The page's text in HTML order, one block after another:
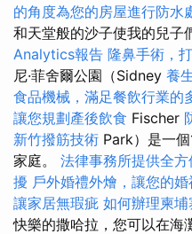
的角度為您的房屋進行防水
和天堂般的沙子使我的兒子
Analytics報告 隆鼻手術，
尼·菲舍爾公園（Sidney 養
食品機械，滿足餐飲行業的
讓您規劃產後飲食 Fischer
新竹撥筋技術 Park）是一
家庭。 法律事務所提供全
擾 戶外婚禮外燴，讓您的
讓家居無瑕疵 如何辦理柬
快樂的撒哈拉，您可以在海